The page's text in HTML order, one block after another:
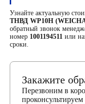
Узнайте актуальную
ТНВД WP10H
обратный звонок
номер 1001194511 или
сроки.
Закажите
Перезвоним в